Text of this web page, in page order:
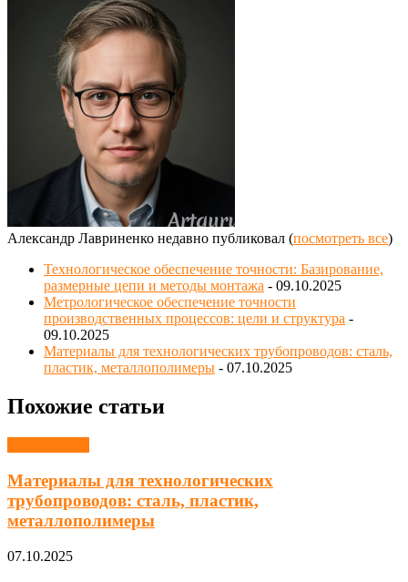
Александр Лавриненко недавно публиковал (посмотреть все)
Технологическое обеспечение точности: Базирование,
размерные цепи и методы монтажа - 09.10.2025
Метрологическое обеспечение точности
производственных процессов: цели и структура -
09.10.2025
Материалы для технологических трубопроводов: сталь,
пластик, металлополимеры - 07.10.2025
Похожие статьи
Материалы для технологических
трубопроводов: сталь, пластик,
металлополимеры
07.10.2025